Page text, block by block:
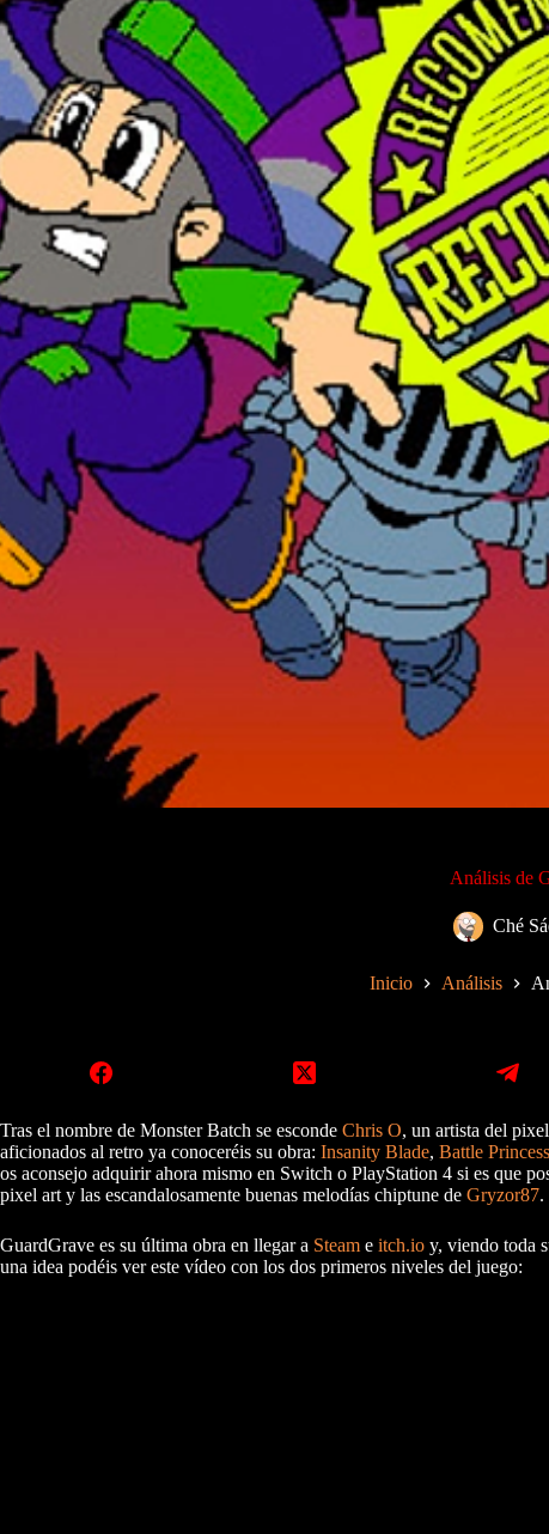
Análisis de
Ché
Inicio Análisis
Tras el nombre de Monster Batch se esconde Chris O, un artista del
aficionados al retro ya conoceréis su obra: Insanity Blade, Battle
os aconsejo adquirir ahora mismo en Switch o PlayStation 4 si es que
pixel art y las escandalosamente buenas melodías chiptune de Gryzor87.
GuardGrave es su última obra en llegar a Steam e itch.io y, viendo toda
una idea podéis ver este vídeo con los dos primeros niveles del juego: